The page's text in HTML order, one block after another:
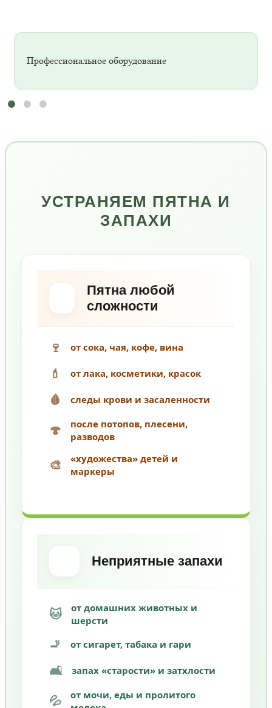
Профессиональное оборудование
УСТРАНЯЕМ ПЯТНА И
ЗАПАХИ
Пятна любой
сложности
🍷 от сока, чая, кофе, вина
💄 от лака, косметики, красок
🩸 следы крови и засаленности
🍄
после потопов, плесени,
разводов
🎨
«художества» детей и
маркеры
Неприятные запахи
🐱
от домашних животных и
шерсти
🚬 от сигарет, табака и гари
🛋️ запах «старости» и затхлости
💦
от мочи, еды и пролитого